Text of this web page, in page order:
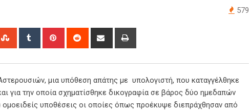
579
StumbleUpon
Tumblr Pinterest Reddit
Share
μια υπόθεση απάτης με υπολογιστή, που καταγγέλθηκε
την οποία σχηματίσθηκε δικογραφία σε βάρος δύο ημεδαπών
ομοειδείς υποθέσεις οι οποίες όπως προέκυψε διεπράχθησαν από